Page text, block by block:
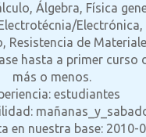
Álgebra, Física
Electrónica,
Resistencia de
hasta a primer curso
más o menos.
estudiantes
en nuestra base: 2010-